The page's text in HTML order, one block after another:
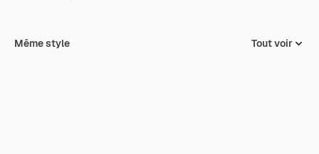
Même style Tout voir